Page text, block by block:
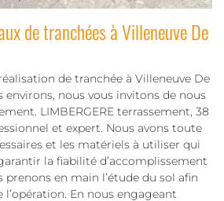
de tranchées à Villeneuve De
de tranchée à Villeneuve De
environs, nous vous invitons de nous
LIMBERGERE terrassement, 38
et expert. Nous avons toute
et les matériels à utiliser qui
la fiabilité d’accomplissement
prenons en main l’étude du sol afin
En nous engageant